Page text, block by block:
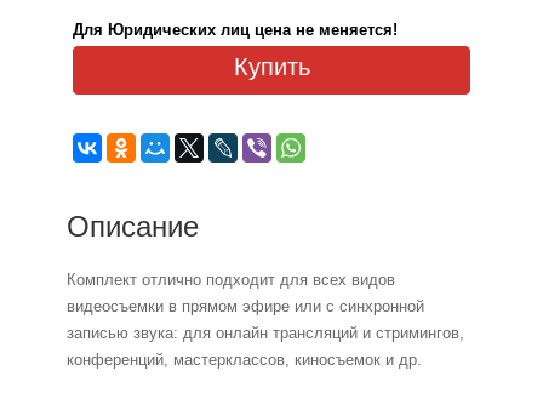
Для Юридических лиц цена не меняется!
Купить
Описание
Комплект отлично подходит для всех видов
видеосъемки в прямом эфире или с синхронной
записью звука: для онлайн трансляций и стримингов,
конференций, мастерклассов, киносъемок и др.